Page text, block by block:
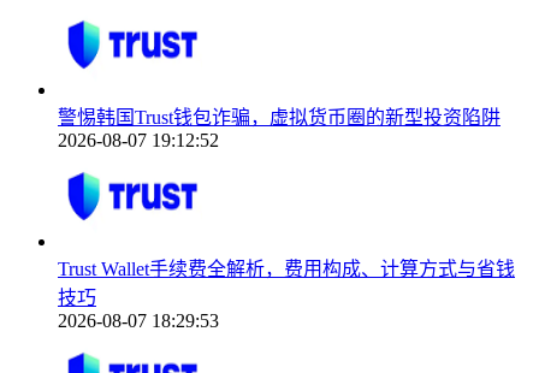
警惕韩国Trust钱包诈骗，虚拟货币圈的新型投资陷阱
2026-08-07 19:12:52
Trust Wallet手续费全解析，费用构成、计算方式与省钱
技巧
2026-08-07 18:29:53